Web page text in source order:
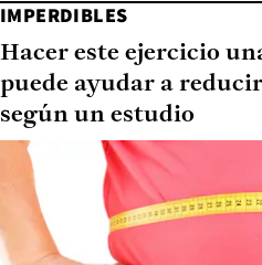
IMPERDIBLES
Hacer este ejercicio
puede ayudar a
según un estudio